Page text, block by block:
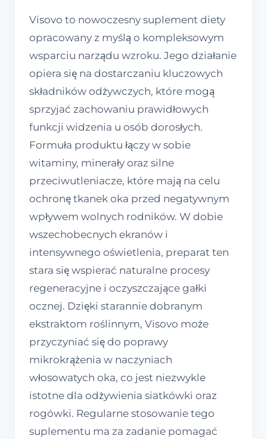
Visovo to nowoczesny suplement diety
opracowany z myślą o kompleksowym
wsparciu narządu wzroku. Jego działanie
opiera się na dostarczaniu kluczowych
składników odżywczych, które mogą
sprzyjać zachowaniu prawidłowych
funkcji widzenia u osób dorosłych.
Formuła produktu łączy w sobie
witaminy, minerały oraz silne
przeciwutleniacze, które mają na celu
ochronę tkanek oka przed negatywnym
wpływem wolnych rodników. W dobie
wszechobecnych ekranów i
intensywnego oświetlenia, preparat ten
stara się wspierać naturalne procesy
regeneracyjne i oczyszczające gałki
ocznej. Dzięki starannie dobranym
ekstraktom roślinnym, Visovo może
przyczyniać się do poprawy
mikrokrążenia w naczyniach
włosowatych oka, co jest niezwykle
istotne dla odżywienia siatkówki oraz
rogówki. Regularne stosowanie tego
suplementu ma za zadanie pomagać